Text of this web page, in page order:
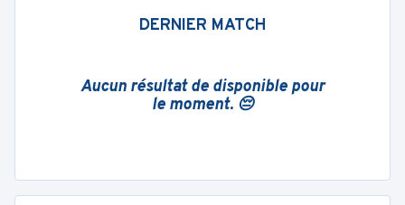
DERNIER MATCH
Aucun résultat de disponible pour
le moment. 😔